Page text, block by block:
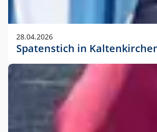
28.04.2026
Spatenstich in